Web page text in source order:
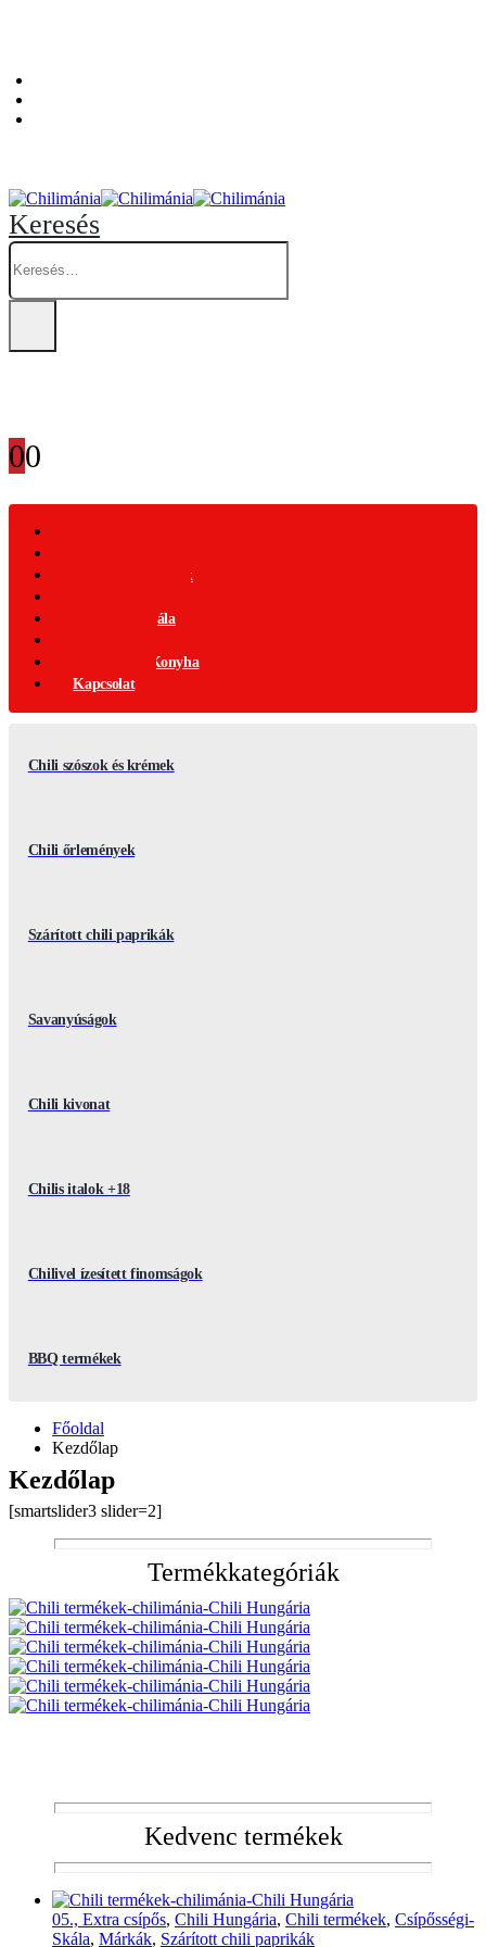
Keresés
00
Ajándék Termékek
Csípősségi-Skála
Nemzetközi Konyha
Kapcsolat
Chili szószok és krémek
Chili őrlemények
Szárított chili paprikák
Savanyúságok
Chili kivonat
Chilis italok +18
Chilivel ízesített finomságok
BBQ termékek
Főoldal
Kezdőlap
Kezdőlap
[smartslider3 slider=2]
Termékkategóriák
Kedvenc termékek
05., Extra csípős, Chili Hungária, Chili termékek, Csípősségi-
Skála, Márkák, Szárított chili paprikák